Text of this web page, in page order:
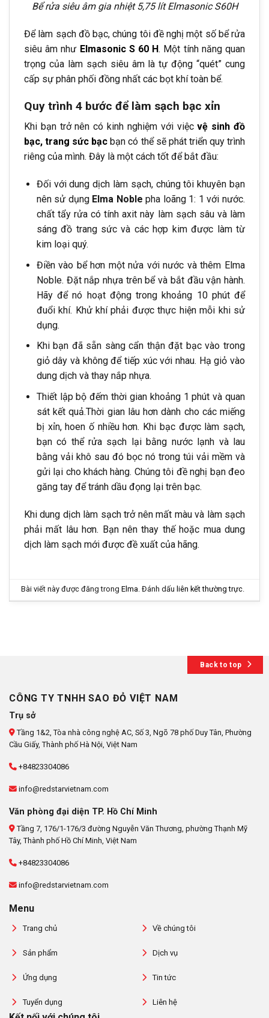
Bể rửa siêu âm gia nhiệt 5,75 lít Elmasonic S60H
Để làm sạch đồ bạc, chúng tôi đề nghị một số bể rửa
siêu âm như Elmasonic S 60 H. Một tính năng quan
trọng của làm sạch siêu âm là tự động “quét” cung
cấp sự phân phối đồng nhất các bọt khí toàn bể.
Quy trình 4 bước để làm sạch bạc xỉn
Khi bạn trở nên có kinh nghiệm với việcvệ sinh đồ
bạc, trang sức bạc bạn có thể sẽ phát triển quy trình
riêng của mình. Đây là một cách tốt để bắt đầu:
Đối với dung dịch làm sạch, chúng tôi khuyên bạn
nên sử dụng Elma Noble pha loãng 1: 1 với nước.
chất tẩy rửa có tính axit này làm sạch sâu và làm
sáng đồ trang sức và các hợp kim được làm từ
kim loại quý.
Điền vào bể hơn một nửa với nước và thêm Elma
Noble. Đặt nắp nhựa trên bể và bắt đầu vận hành.
Hãy để nó hoạt động trong khoảng 10 phút để
đuổi khí. Khử khí phải được thực hiện mỗi khi sử
dụng.
Khi bạn đã sẵn sàng cẩn thận đặt bạc vào trong
giỏ dây và không để tiếp xúc với nhau. Hạ giỏ vào
dung dịch và thay nắp nhựa.
Thiết lập bộ đếm thời gian khoảng 1 phút và quan
sát kết quả.Thời gian lâu hơn dành cho các miếng
bị xỉn, hoen ố nhiều hơn. Khi bạc được làm sạch,
bạn có thể rửa sạch lại bằng nước lạnh và lau
bằng vải khô sau đó bọc nó trong túi vải mềm và
gửi lại cho khách hàng. Chúng tôi đề nghị bạn đeo
găng tay để tránh dầu đọng lại trên bạc.
Khi dung dịch làm sạch trở nên mất màu và làm sạch
phải mất lâu hơn. Bạn nên thay thế hoặc mua dung
dịch làm sạch mới được đề xuất của hãng.
Bài viết này được đăng trongElma . Đánh dấu liên kết thường trực
Back to top
CÔNG TY TNHH SAO ĐỎ VIỆT NAM
Trụ sở
Tầng 1&2, Tòa nhà công nghệ AC, Số 3, Ngõ 78 phố Duy Tân, Phường
Cầu Giấy, Thành phố Hà Nội, Việt Nam
+84823304086
info@redstarvietnam.com
Văn phòng đại diện TP. Hồ Chí Minh
Tầng 7, 176/1-176/3 đường Nguyễn Văn Thương, phường Thạnh Mỹ
Tây, Thành phố Hồ Chí Minh, Việt Nam
+84823304086
info@redstarvietnam.com
Menu
Trang chủ Về chúng tôi
Sản phẩm Dịch vụ
Ứng dụng Tin tức
Tuyển dụng Liên hệ